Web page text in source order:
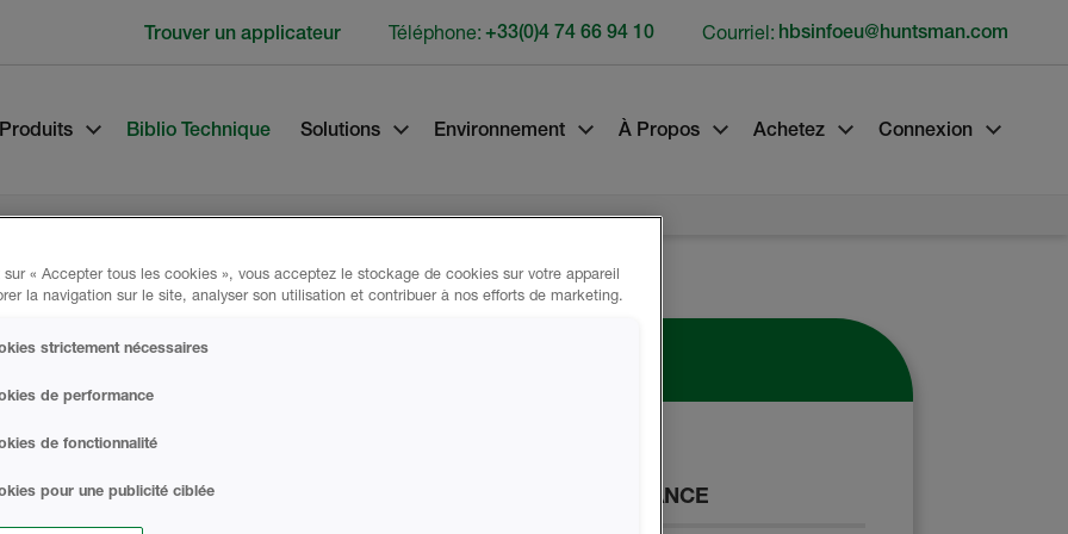
Produits Biblio Technique Solutions Environnement À Propos Achetez Connexion
spécifique pour une
performances
DÉCLARATION DE PERFORMANCE
Trouver un applicateur Téléphone: +33(0)4 74 66 94 10 Courriel: hbsinfoeu@huntsman.com
sur « Accepter tous les cookies », vous acceptez le stockage de cookies sur votre appareil
la navigation sur le site, analyser son utilisation et contribuer à nos efforts de marketing.
strictement nécessaires
de performance
de fonctionnalité
pour une publicité ciblée